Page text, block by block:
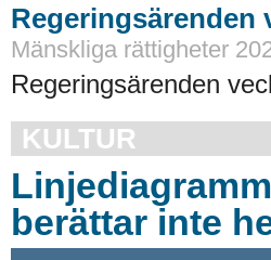
Regeringsärenden
Mänskliga rättigheter
Regeringsärenden
KULTUR
berättar inte